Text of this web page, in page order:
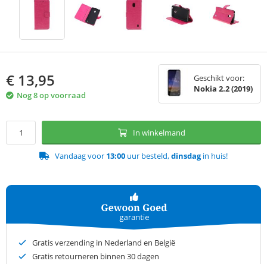
€ 13,95
Nog 8 op voorraad
Geschikt voor:
Nokia 2.2 (2019)
In winkelmand
Vandaag voor 13:00 uur besteld,dinsdagin huis!
Gratis verzending in Nederland en België
Gratis retourneren binnen 30 dagen